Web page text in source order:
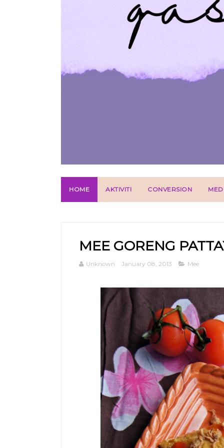
HOME AKTIVITI CONVERSION
MEE GORENG
Unknown January 08, 2013 Mee